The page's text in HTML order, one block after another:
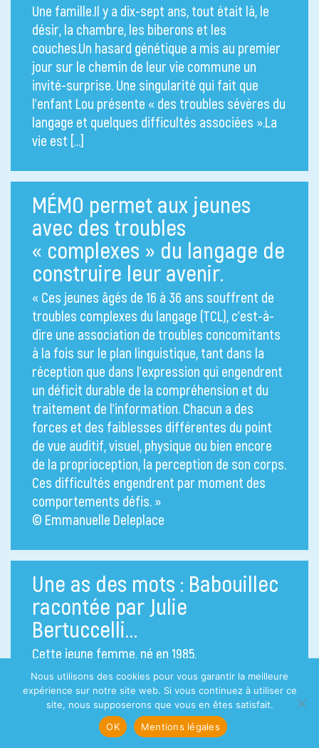
Une famille.Il y a dix-sept ans, tout était là, le
désir, la chambre, les biberons et les
couches.Un hasard génétique a mis au premier
jour sur le chemin de leur vie commune un
invité-surprise. Une singularité qui fait que
l’enfant Lou présente « des troubles sévères du
langage et quelques difficultés associées ».La
vie est […]
MÉMO permet aux jeunes
avec des troubles
« complexes » du langage de
construire leur avenir.
« Ces jeunes âgés de 16 à 36 ans souffrent de
troubles complexes du langage (TCL), c’est-à-
dire une association de troubles concomitants
à la fois sur le plan linguistique, tant dans la
réception que dans l’expression qui engendrent
un déficit durable de la compréhension et du
traitement de l’information. Chacun a des
forces et des faiblesses différentes du point
de vue auditif, visuel, physique ou bien encore
de la proprioception, la perception de son corps.
Ces difficultés engendrent par moment des
comportements défis. »
© Emmanuelle Deleplace
Une as des mots : Babouillec
racontée par Julie
Bertuccelli…
Cette jeune femme, né en 1985,
diagnostiquée « autiste très déficitaire », a
longtemps été enfermée dans une impossible
communication jusqu’à ce que soit mise à sa
disposition une boîte à lettres. Dans
Nous utilisons des cookies pour vous garantir la meilleure
expérience sur notre site web. Si vous continuez à utiliser ce
site, nous supposerons que vous en êtes satisfait.
OK
Mentions légales